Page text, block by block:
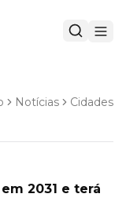
Notícias Cidades
2031 e terá